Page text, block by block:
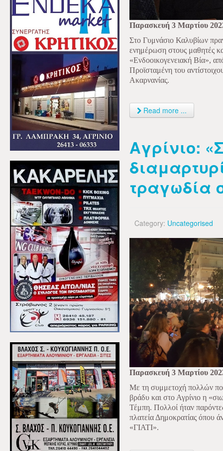
Παρασκευή 3 Μαρτίου
Στο Γυμνάσιο Καλυβίων
ενημέρωση στους μαθητές
«Ενδοοικογενειακή Βία»,
Προϊσταμένη του
Ακαρνανίας.
Read more ...
Αγρίνιο:
τραγωδία
Category: Uncategorised
Παρασκευή 3 Μαρτίου
Με τη συμμετοχή πολλών
βράδυ και στο Αγρίνιο η
Τέμπη. Πολλοί ήταν
πλατεία Δημοκρατίας όπου
«ΓΙΑΤΙ».